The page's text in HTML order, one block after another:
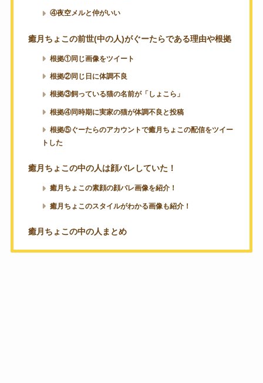
④夜空メルと仲がいい
癒月ちょこの前世(中の人)がぐーたらである理由や根拠
根拠①同じ画像をツイート
根拠②同じ日に体調不良
根拠③飼っている猫の名前が「しょこら」
根拠④同時期に実家の猫が体調不良と投稿
根拠⑤ぐーたらのアカウントで癒月ちょこの配信をツイー
トした
癒月ちょこの中の人は顔バレしていた！
癒月ちょこの素顔の顔バレ画像を紹介！
癒月ちょこのスタイルがわかる画像も紹介！
癒月ちょこの中の人まとめ